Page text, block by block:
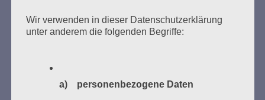
Kaifu-Ufer – genau an dem Ort, wo im Mai 1933 NS-
Wir verwenden in dieser Datenschutzerklärung
unter anderem die folgenden Begriffe:
a) personenbezogene Daten